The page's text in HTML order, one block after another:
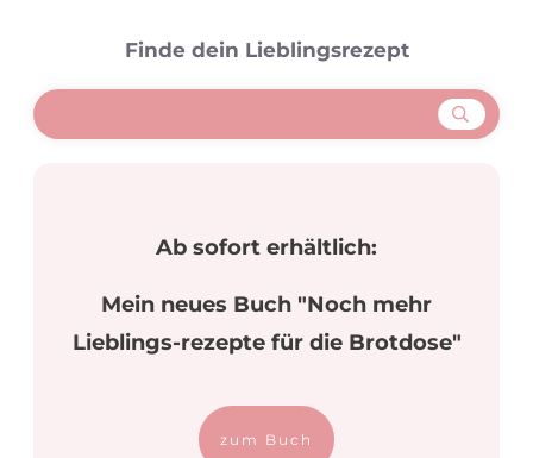
Finde dein Lieblingsrezept
Ab sofort erhältlich:
Mein neues Buch "Noch mehr
Lieblings-rezepte für die Brotdose"
zum Buch